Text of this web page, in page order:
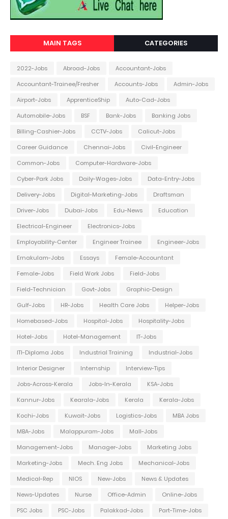
MAIN TAGS CATEGORIES
2022-Jobs Abroad-Jobs
Accountant-Jobs
Accountant-Trainee/Fresher
Accounts-Jobs
Admin-Jobs
Airport-Jobs
ApprenticeShip
Auto-Cad-Jobs
Automobile-Jobs
BSF Bank-Jobs
Banking Jobs
Billing-Cashier-Jobs
CCTV-Jobs
Calicut-Jobs
Career Guidance
Chennai-Jobs
Civil-Engineer
Common-Jobs
Computer-Hardware-Jobs
Cyber-Park Jobs
Daily-Wages-Jobs
Data-Entry-Jobs
Delivery-Jobs
Digital-Marketing-Jobs
Draftsman
Driver-Jobs
Dubai-Jobs Edu-News
Education
Electrical-Engineer
Electronics-Jobs
Employability-Center
Engineer Trainee
Engineer-Jobs
Ernakulam-Jobs
Essays
Female-Accountant
Female-Jobs
Field Work Jobs
Field-Jobs
Field-Technician
Govt-Jobs
Graphic-Design
Gulf-Jobs
HR-Jobs Health Care Jobs
Helper-Jobs
Homebased-Jobs
Hospital-Jobs
Hospitality-Jobs
Hotel-Jobs
Hotel-Management
IT-Jobs
ITI-Diploma Jobs
Industrial Training
Industrial-Jobs
Interior Designer
Internship
Interview-Tips
Jobs-Across-Kerala
Jobs-In-Kerala
KSA-Jobs
Kannur-Jobs
Kearala-Jobs Kerala
Kerala-Jobs
Kochi-Jobs
Kuwait-Jobs Logistics-Jobs
MBA Jobs
MBA-Jobs
Malappuram-Jobs
Mall-Jobs
Management-Jobs
Manager-Jobs
Marketing Jobs
Marketing-Jobs
Mech. Eng Jobs
Mechanical-Jobs
Medical-Rep
NIOS New-Jobs
News & Updates
News-Updates
Nurse Office-Admin
Online-Jobs
PSC Jobs
PSC-Jobs Palakkad-Jobs
Part-Time-Jobs